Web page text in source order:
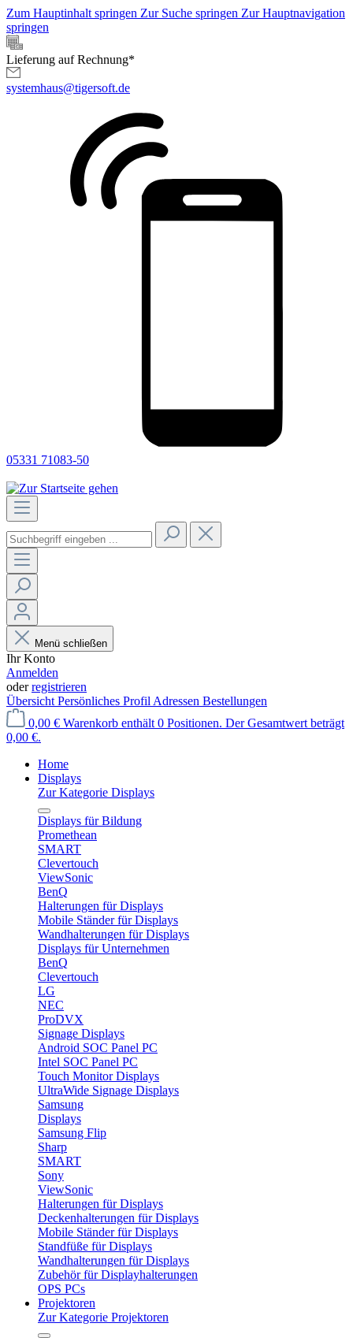
Zum Hauptinhalt springen Zur Suche springen Zur Hauptnavigation
springen
Lieferung auf Rechnung*
systemhaus@tigersoft.de
05331 71083-50
Menü schließen
Ihr Konto
Anmelden
oderregistrieren
Übersicht Persönliches Profil Adressen Bestellungen
0,00 € Warenkorb enthält 0 Positionen. Der Gesamtwert beträgt
0,00 €.
Home
Displays
Zur Kategorie Displays
Displays für Bildung
Promethean
SMART
Clevertouch
ViewSonic
BenQ
Halterungen für Displays
Mobile Ständer für Displays
Wandhalterungen für Displays
Displays für Unternehmen
BenQ
Clevertouch
LG
NEC
ProDVX
Signage Displays
Android SOC Panel PC
Intel SOC Panel PC
Touch Monitor Displays
UltraWide Signage Displays
Samsung
Displays
Samsung Flip
Sharp
SMART
Sony
ViewSonic
Halterungen für Displays
Deckenhalterungen für Displays
Mobile Ständer für Displays
Standfüße für Displays
Wandhalterungen für Displays
Zubehör für Displayhalterungen
OPS PCs
Projektoren
Zur Kategorie Projektoren